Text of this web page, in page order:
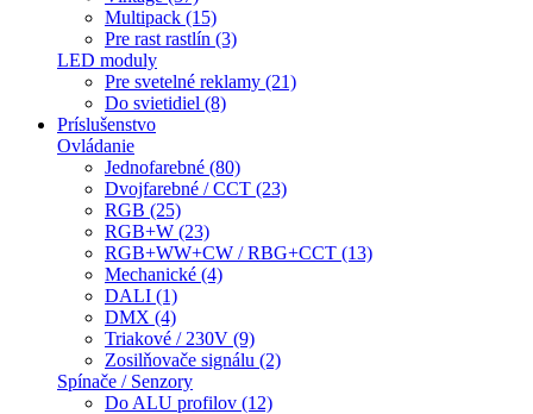
Multipack (15)
Pre rast rastlín (3)
LED moduly
Pre svetelné reklamy (21)
Do svietidiel (8)
Príslušenstvo
Ovládanie
Jednofarebné (80)
Dvojfarebné / CCT (23)
RGB (25)
RGB+W (23)
RGB+WW+CW / RBG+CCT (13)
Mechanické (4)
DALI (1)
DMX (4)
Triakové / 230V (9)
Zosilňovače signálu (2)
Spínače / Senzory
Do ALU profilov (12)